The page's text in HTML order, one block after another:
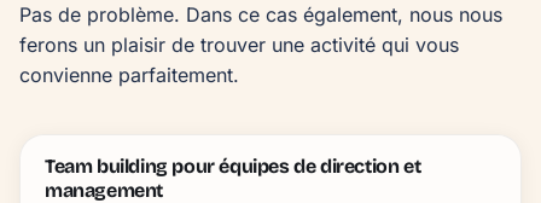
Pas de problème. Dans ce cas également, nous nous
ferons un plaisir de trouver une activité qui vous
convienne parfaitement.
Team building pour équipes de direction et
management